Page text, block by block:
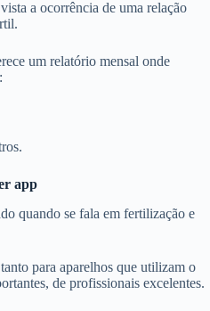
a ocorrência de uma relação
um relatório mensal onde
app
quando se fala em fertilização e
para aparelhos que utilizam o
de profissionais excelentes.